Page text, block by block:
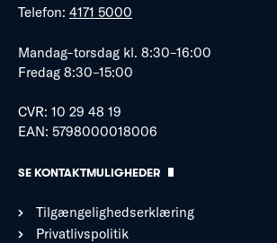
Telefon: 4171 5000
Mandag–torsdag kl. 8:30–16:00
Fredag 8:30–15:00
CVR: 10 29 48 19
EAN: 5798000018006
SE KONTAKTMULIGHEDER
Tilgængelighedserklæring
Privatlivspolitik